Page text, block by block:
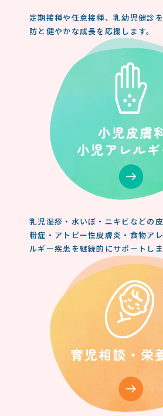
定期接種や任意接種、乳幼児健診
防と健やかな成長を応援します。
乳児湿疹・水いぼ・ニキビなどの
粉症・アトピー性皮膚炎・食物ア
ルギー疾患を継続的にサポートしま